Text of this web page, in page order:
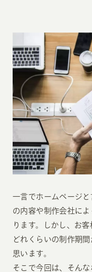
一言でホームページ
の内容や制作会社に
ります。しかし、お
どれくらいの制作期
思います。
そこで今回は、そん